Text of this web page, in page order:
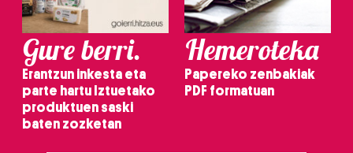
Gure berri.
Erantzun inkesta eta
parte hartu Iztuetako
produktuen saski
baten zozketan
Hemeroteka
Papereko zenbakiak
PDF formatuan